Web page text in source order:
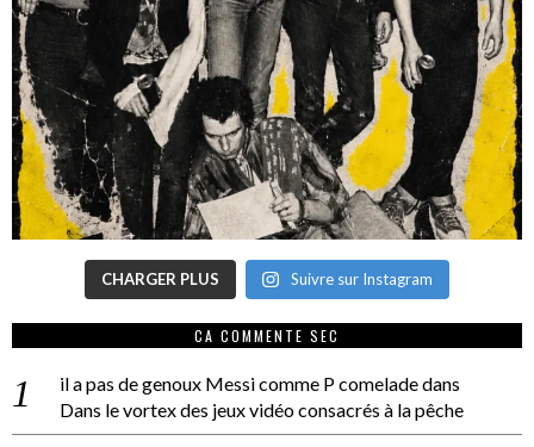
CHARGER PLUS Suivre sur Instagram
CA COMMENTE SEC
il a pas de genoux Messi comme P comeladedans
Dans le vortex des jeux vidéo consacrés à la pêche